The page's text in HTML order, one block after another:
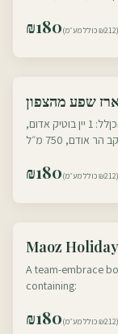
₪180
שפע מהצפון
מארז קופסא מעוצב במידות 26/35/10 ס״מ הכןלל: 1 יין בוטיק אדום,
עלמא, מענבי קברנה פרנק, קברנה סוביניון וסירה, יקב הר אודם, 750 מ״ל
₪180
Maoz
A team-embrace
containing:
₪180